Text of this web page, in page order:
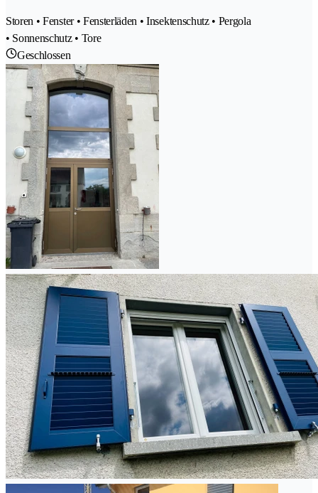
Storen • Fenster • Fensterläden • Insektenschutz • Pergola
• Sonnenschutz • Tore
Geschlossen